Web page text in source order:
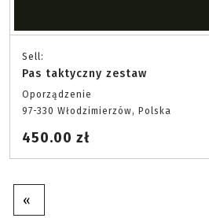
Sell:
Pas taktyczny zestaw
Oporządzenie
97-330 Włodzimierzów, Polska
450.00 zł
«